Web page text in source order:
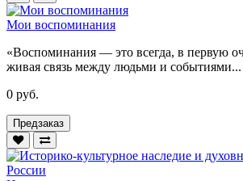
Мои воспоминания
«Воспоминания — это всегда, в первую
живая связь между людьми и событиями...
0 руб.
Предзаказ